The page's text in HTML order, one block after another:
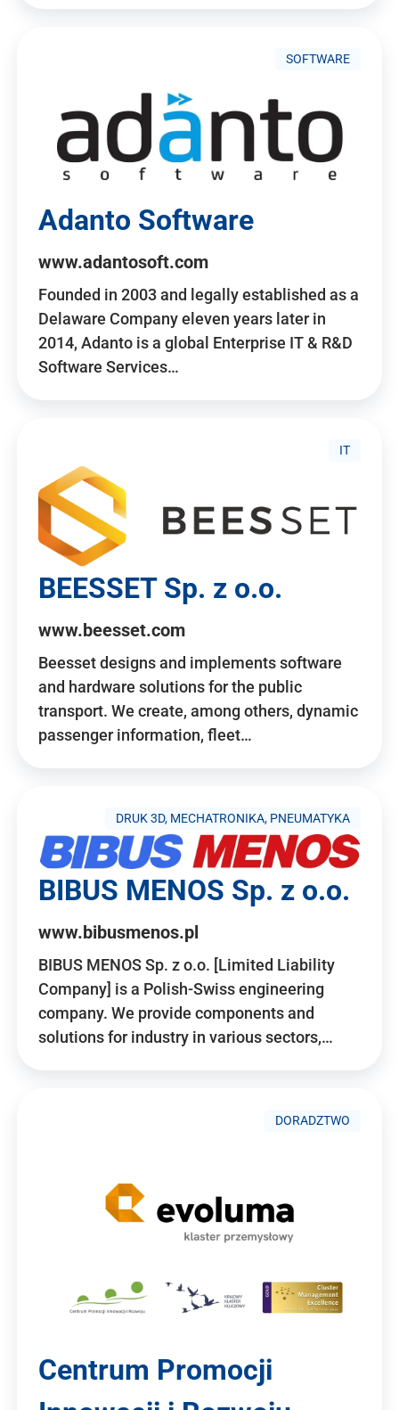
SOFTWARE
Adanto Software
www.adantosoft.com
Founded in 2003 and legally established as a
Delaware Company eleven years later in
2014, Adanto is a global Enterprise IT & R&D
Software Services…
IT
BEESSET Sp. z o.o.
www.beesset.com
Beesset designs and implements software
and hardware solutions for the public
transport. We create, among others, dynamic
passenger information, fleet…
DRUK 3D, MECHATRONIKA, PNEUMATYKA
BIBUS MENOS Sp. z o.o.
www.bibusmenos.pl
BIBUS MENOS Sp. z o.o. [Limited Liability
Company] is a Polish-Swiss engineering
company. We provide components and
solutions for industry in various sectors,…
DORADZTWO
Centrum Promocji